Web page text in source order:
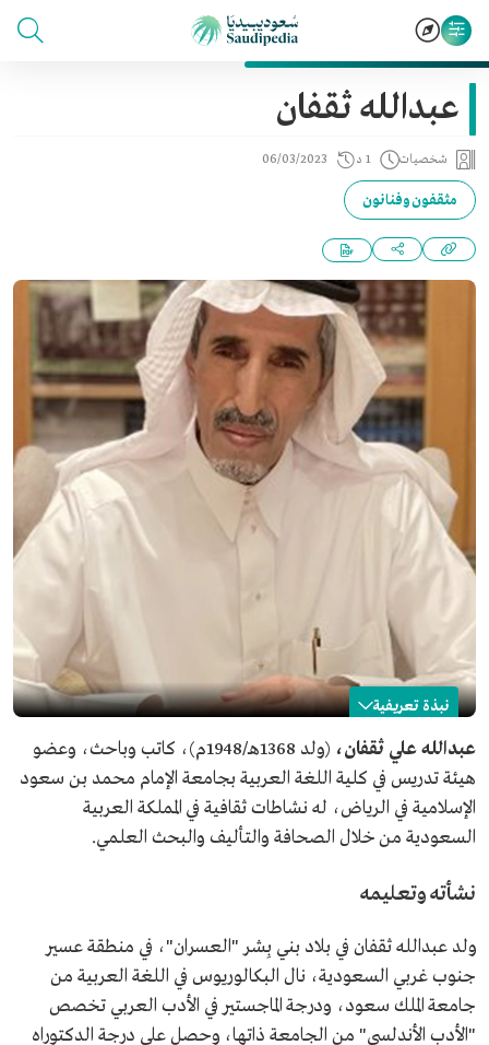
عبدالله ثقفان
شخصيات 1 د 06/03/2023
مثقفون وفنانون
نبذة تعريفية
عبدالله ثقفان
الاسم
عبدالله ثقفان.
المجال المهني
كاتب وباحث.
تاريخ الميلاد
1948م.
مكان الميلاد
عبدالله علي ثقفان،
(ولد 1368هـ/1948م)، كاتب وباحث، وعضو
هيئة تدريس في كلية اللغة العربية بجامعة الإمام محمد بن سعود
الإسلامية في الرياض، له نشاطات ثقافية في المملكة العربية
السعودية من خلال الصحافة والتأليف والبحث العلمي.
نشأته وتعليمه
ولد عبدالله ثقفان في بلاد بني بِشر "العسران"، في منطقة عسير
جنوب غربي السعودية، نال البكالوريوس في اللغة العربية من
جامعة الملك سعود، ودرجة الماجستير في الأدب العربي تخصص
"الأدب الأندلسي" من الجامعة ذاتها، وحصل على درجة الدكتوراه